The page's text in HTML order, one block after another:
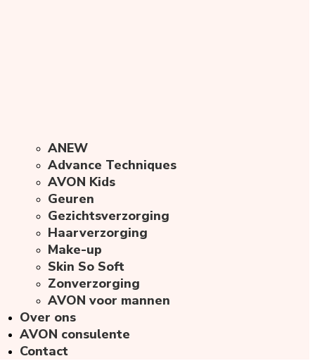
ANEW
Advance Techniques
AVON Kids
Geuren
Gezichtsverzorging
Haarverzorging
Make-up
Skin So Soft
Zonverzorging
AVON voor mannen
Over ons
AVON consulente
Contact